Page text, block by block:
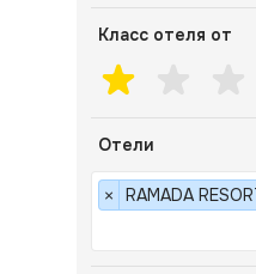
Класс отеля от
Отели
× RAMADA RESORT